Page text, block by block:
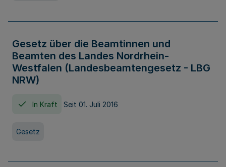
Gesetz über die Beamtinnen und
Beamten des Landes Nordrhein-
Westfalen (Landesbeamtengesetz - LBG
NRW)
In Kraft Seit 01. Juli 2016
Gesetz